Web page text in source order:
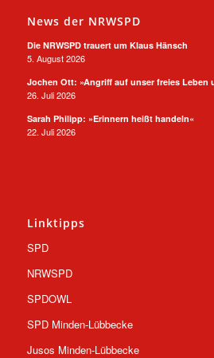
News der NRWSPD
Die NRWSPD trauert um Klaus Hänsch
5. August 2026
Jochen Ott: »Angriff auf unser freies Leben
26. Juli 2026
Sarah Philipp: »Erinnern heißt handeln«
22. Juli 2026
Linktipps
SPD
NRWSPD
SPDOWL
SPD Minden-Lübbecke
Jusos Minden-Lübbecke